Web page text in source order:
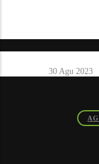
30 Agu 2023